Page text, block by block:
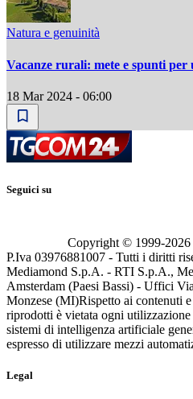
Natura e genuinità
Vacanze rurali: mete e spunti per
18 Mar 2024 - 06:00
Seguici su
Copyright © 1999-2026
P.Iva 03976881007 - Tutti i diritti
Mediamond S.p.A. - RTI S.p.A.,
Amsterdam (Paesi Bassi) - Uffici
Monzese (MI)Rispetto ai contenuti
riprodotti è vietata ogni
sistemi di intelligenza artificiale
espresso di utilizzare mezzi
Legal